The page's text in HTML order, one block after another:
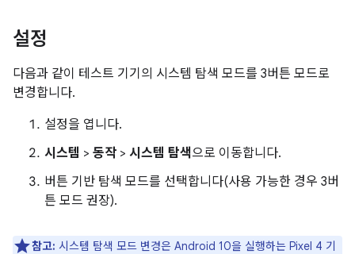
설정
다음과 같이 테스트 기기의 시스템 탐색 모드를 3버튼 모드로
변경합니다.
설정을 엽니다.
시스템 > 동작 > 시스템 탐색으로 이동합니다.
버튼 기반 탐색 모드를 선택합니다(사용 가능한 경우 3버
튼 모드 권장).
참고: 시스템 탐색 모드 변경은 Android 10을 실행하는 Pixel 4 기